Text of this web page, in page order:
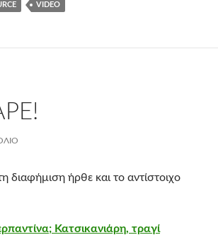
VIDEO
διαφήμιση ήρθε και το αντίστοιχο
Κατσικανιάρη, τραγί